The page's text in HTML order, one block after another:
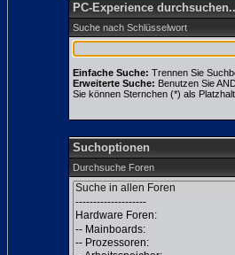
PC-Experience
Suche nach Schlüsselwort
Einfache Suche: Trennen Sie
Erweiterte Suche: Benutzen Sie
Sie können Sternchen (*) als
Suchoptionen
Durchsuche Foren